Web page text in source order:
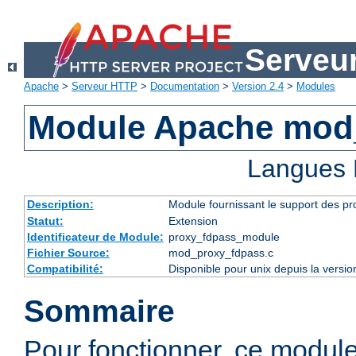
Apache > Serveur HTTP > Documentation > Version 2.4 > Modules
Module Apache
Description:
Module fournissant le support des
Statut:
Extension
Identificateur de Module: proxy_fdpass_module
Fichier Source:
mod_proxy_fdpass.c
Compatibilité:
Disponible pour unix depuis la
Sommaire